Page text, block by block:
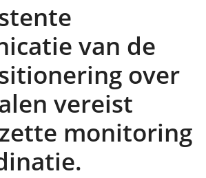
van de
over
vereist
monitoring